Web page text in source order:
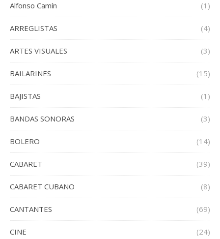
Alfonso Camín (1)
ARREGLISTAS (4)
ARTES VISUALES (3)
BAILARINES (15)
BAJISTAS (1)
BANDAS SONORAS (3)
BOLERO (14)
CABARET (39)
CABARET CUBANO (8)
CANTANTES (69)
CINE (24)